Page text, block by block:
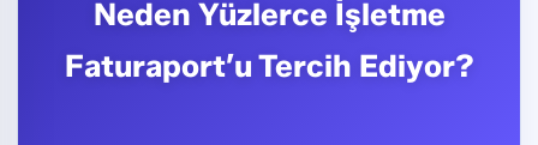
Neden Yüzlerce İşletme
Faturaport’u Tercih Ediyor?